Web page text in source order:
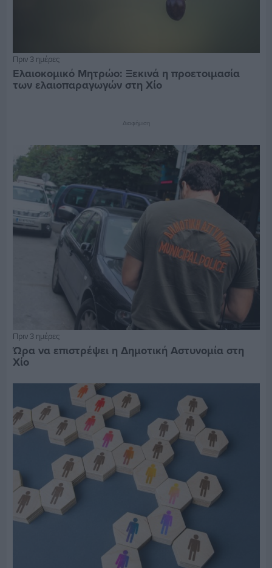
Πριν 3 ημέρες
Ελαιοκομικό Μητρώο: Ξεκινά η προετοιμασία
των ελαιοπαραγωγών στη Χίο
Διαφήμιση
Πριν 3 ημέρες
Ώρα να επιστρέψει η Δημοτική Αστυνομία στη
Χίο